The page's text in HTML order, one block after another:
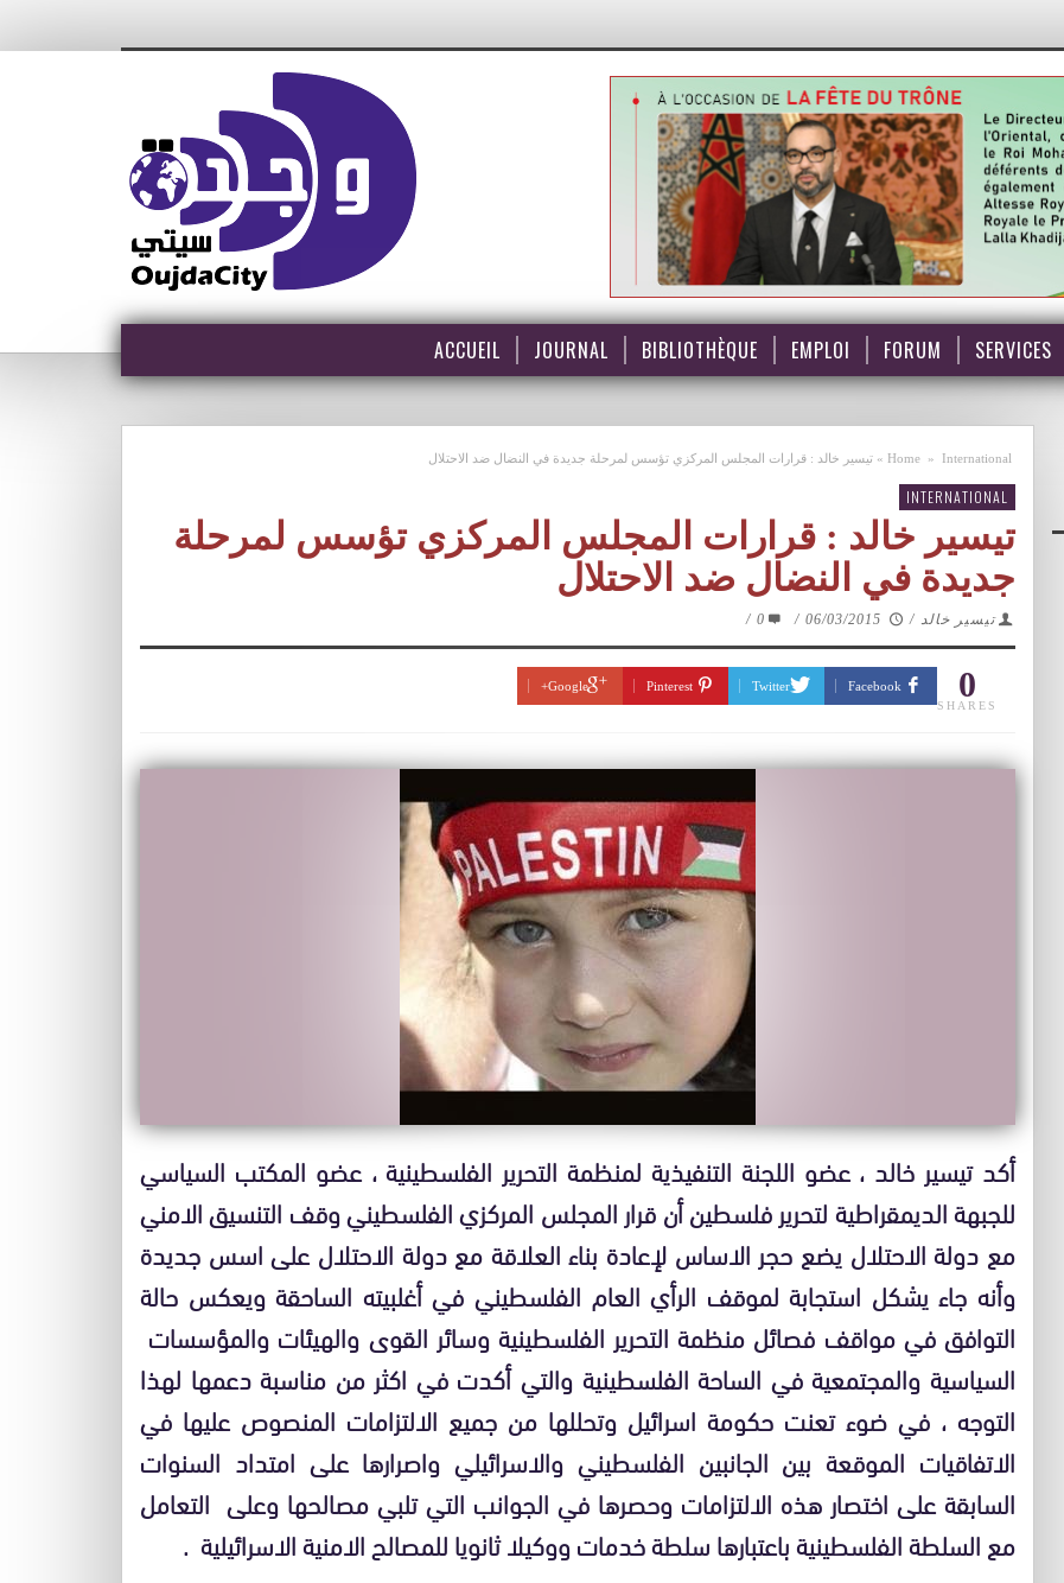
ACCUEIL JOURNAL BIBLIOTHÈQUE EMPLOI FORUM SERVICES
Home » International
» تيسير خالد : قرارات المجلس المركزي تؤسس لمرحلة جديدة في النضال ضد الاحتلال
INTERNATIONAL
تيسير خالد : قرارات المجلس المركزي تؤسس لمرحلة
جديدة في النضال ضد الاحتلال
تيسير خالد /
06/03/2015
/
0
/
0
SHARES
Facebook
Twitter
Pinterest
Google+
أكد تيسير خالد ، عضو اللجنة التنفيذية لمنظمة التحرير الفلسطينية ، عضو المكتب السياسي
للجبهة الديمقراطية لتحرير فلسطين أن قرار المجلس المركزي الفلسطيني وقف التنسيق الامني
مع دولة الاحتلال يضع حجر الاساس لإعادة بناء العلاقة مع دولة الاحتلال على اسس جديدة
وأنه جاء يشكل استجابة لموقف الرأي العام الفلسطيني في أغلبيته الساحقة ويعكس حالة
التوافق في مواقف فصائل منظمة التحرير الفلسطينية وسائر القوى والهيئات والمؤسسات
السياسية والمجتمعية في الساحة الفلسطينية والتي أكدت في اكثر من مناسبة دعمها لهذا
التوجه ، في ضوء تعنت حكومة اسرائيل وتحللها من جميع الالتزامات المنصوص عليها في
الاتفاقيات الموقعة بين الجانبين الفلسطيني والاسرائيلي واصرارها على امتداد السنوات
السابقة على اختصار هذه الالتزامات وحصرها في الجوانب التي تلبي مصالحها وعلى التعامل
مع السلطة الفلسطينية باعتبارها سلطة خدمات ووكيلا ثانويا للمصالح الامنية الاسرائيلية .